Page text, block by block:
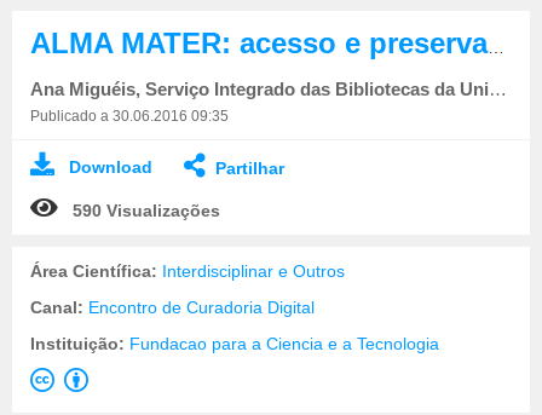
ALMA MATER: acesso e preservação numa biblioteca digital de livro antigo (Painel 5)
Ana Miguéis, Serviço Integrado das Bibliotecas da Universidade de Coimbra
Publicado a 30.06.2016 09:35
Download Partilhar
590 Visualizações
Área Científica: Interdisciplinar e Outros
Canal: Encontro de Curadoria Digital
Instituição: Fundacao para a Ciencia e a Tecnologia